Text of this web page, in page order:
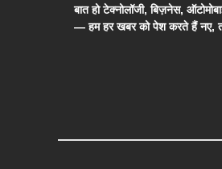
बात हो टेक्नोलॉजी, बिज़नेस,
— हम हर खबर को पेश करते हैं नए,